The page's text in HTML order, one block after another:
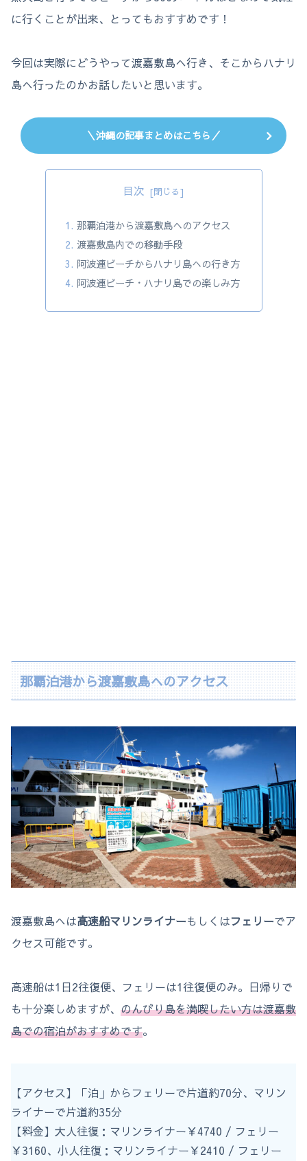
に行くことが出来、とってもおすすめです！
今回は実際にどうやって渡嘉敷島へ行き、そこからハナリ
島へ行ったのかお話したいと思います。
＼沖縄の記事まとめはこちら／
目次
那覇泊港から渡嘉敷島へのアクセス
渡嘉敷島内での移動手段
阿波連ビーチからハナリ島への行き方
阿波連ビーチ・ハナリ島での楽しみ方
那覇泊港から渡嘉敷島へのアクセス
渡嘉敷島へは高速船マリンライナーもしくはフェリーでア
クセス可能です。
高速船は1日2往復便、フェリーは1往復便のみ。日帰りで
も十分楽しめますが、 のんびり島を満喫したい方は渡嘉敷
島での宿泊がおすすめです。
【アクセス】「泊」からフェリーで片道約70分、マリン
ライナーで片道約35分
【料金】大人往復：マリンライナー￥4740 / フェリー
￥3160、小人往復：マリンライナー￥2410 / フェリー